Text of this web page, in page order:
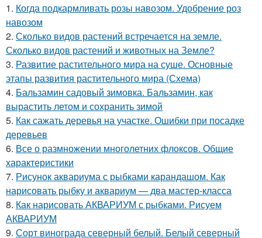
1. Когда подкармливать розы навозом. Удобрение роз
навозом
2. Сколько видов растений встречается на земле.
Сколько видов растений и животных на Земле?
3. Развитие растительного мира на суше. Основные
этапы развития растительного мира (Схема)
4. Бальзамин садовый зимовка. Бальзамин, как
вырастить летом и сохранить зимой
5. Как сажать деревья на участке. Ошибки при посадке
деревьев
6. Все о размножении многолетних флоксов. Общие
характеристики
7. Рисунок аквариума с рыбками карандашом. Как
нарисовать рыбку и аквариум — два мастер-класса
8. Как нарисовать АКВАРИУМ с рыбками. Рисуем
АКВАРИУМ
9. Сорт винограда северный белый. Белый северный